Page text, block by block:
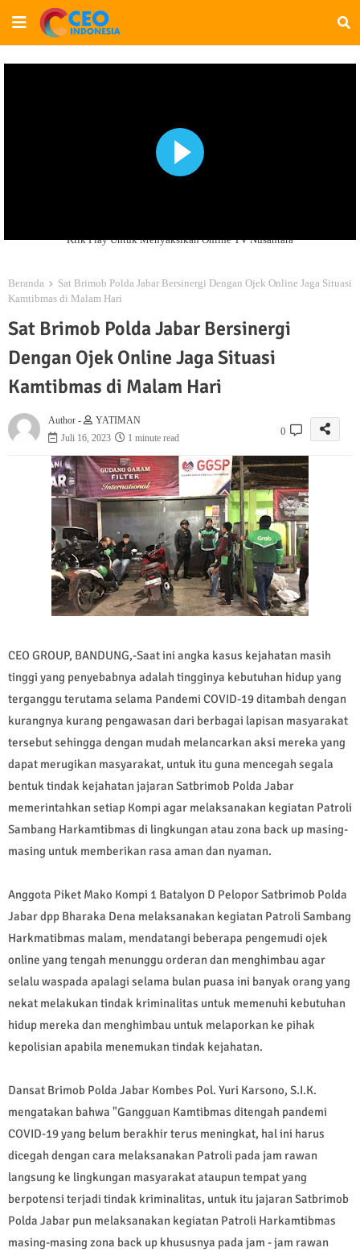
Klik Play Untuk Menyaksikan Online TV Nusantara
Beranda
Sat Brimob Polda Jabar Bersinergi Dengan Ojek Online Jaga Situasi
Kamtibmas di Malam Hari
Sat Brimob Polda Jabar Bersinergi
Dengan Ojek Online Jaga Situasi
Kamtibmas di Malam Hari
Author -
YATIMAN
Juli 16, 2023
1 minute read
0
CEO GROUP, BANDUNG,-Saat ini angka kasus kejahatan masih
tinggi yang penyebabnya adalah tingginya kebutuhan hidup yang
terganggu terutama selama Pandemi COVID-19 ditambah dengan
kurangnya kurang pengawasan dari berbagai lapisan masyarakat
tersebut sehingga dengan mudah melancarkan aksi mereka yang
dapat merugikan masyarakat, untuk itu guna mencegah segala
bentuk tindak kejahatan jajaran Satbrimob Polda Jabar
memerintahkan setiap Kompi agar melaksanakan kegiatan Patroli
Sambang Harkamtibmas di lingkungan atau zona back up masing-
masing untuk memberikan rasa aman dan nyaman.
Anggota Piket Mako Kompi 1 Batalyon D Pelopor Satbrimob Polda
Jabar dpp Bharaka Dena melaksanakan kegiatan Patroli Sambang
Harkmatibmas malam, mendatangi beberapa pengemudi ojek
online yang tengah menunggu orderan dan menghimbau agar
selalu waspada apalagi selama bulan puasa ini banyak orang yang
nekat melakukan tindak kriminalitas untuk memenuhi kebutuhan
hidup mereka dan menghimbau untuk melaporkan ke pihak
kepolisian apabila menemukan tindak kejahatan.
Dansat Brimob Polda Jabar Kombes Pol. Yuri Karsono, S.I.K.
mengatakan bahwa "Gangguan Kamtibmas ditengah pandemi
COVID-19 yang belum berakhir terus meningkat, hal ini harus
dicegah dengan cara melaksanakan Patroli pada jam rawan
langsung ke lingkungan masyarakat ataupun tempat yang
berpotensi terjadi tindak kriminalitas, untuk itu jajaran Satbrimob
Polda Jabar pun melaksanakan kegiatan Patroli Harkamtibmas
masing-masing zona back up khususnya pada jam - jam rawan